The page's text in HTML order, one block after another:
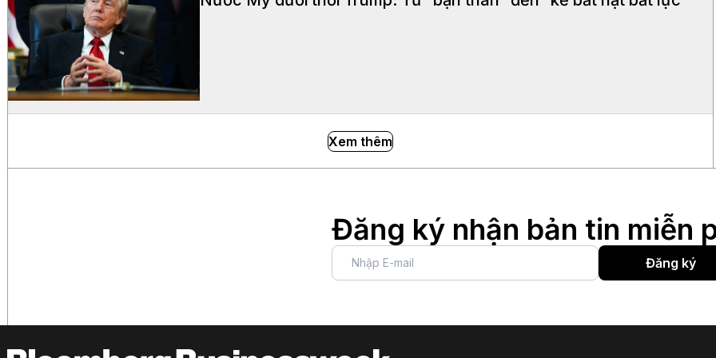
Xem thêm
Đăng ký nhận bản tin miễn
Đăng ký